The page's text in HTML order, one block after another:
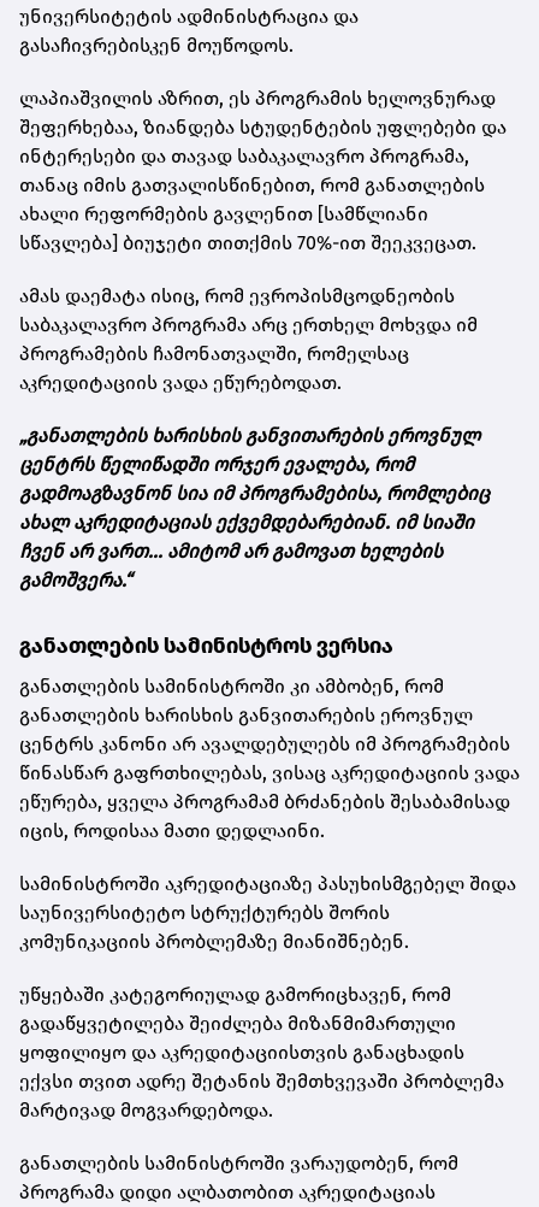
უნივერსიტეტის ადმინისტრაცია და
გასაჩივრებისკენ მოუწოდოს.
ლაპიაშვილის აზრით, ეს პროგრამის ხელოვნურად
შეფერხებაა, ზიანდება სტუდენტების უფლებები და
ინტერესები და თავად საბაკალავრო პროგრამა,
თანაც იმის გათვალისწინებით, რომ განათლების
ახალი რეფორმების გავლენით [სამწლიანი
სწავლება] ბიუჯეტი თითქმის 70%-ით შეეკვეცათ.
ამას დაემატა ისიც, რომ ევროპისმცოდნეობის
საბაკალავრო პროგრამა არც ერთხელ მოხვდა იმ
პროგრამების ჩამონათვალში, რომელსაც
აკრედიტაციის ვადა ეწურებოდათ.
„განათლების ხარისხის განვითარების ეროვნულ
ცენტრს წელიწადში ორჯერ ევალება, რომ
გადმოაგზავნონ სია იმ პროგრამებისა, რომლებიც
ახალ აკრედიტაციას ექვემდებარებიან. იმ სიაში
ჩვენ არ ვართ... ამიტომ არ გამოვათ ხელების
გამოშვერა.“
განათლების სამინისტროს ვერსია
განათლების სამინისტროში კი ამბობენ, რომ
განათლების ხარისხის განვითარების ეროვნულ
ცენტრს კანონი არ ავალდებულებს იმ პროგრამების
წინასწარ გაფრთხილებას, ვისაც აკრედიტაციის ვადა
ეწურება, ყველა პროგრამამ ბრძანების შესაბამისად
იცის, როდისაა მათი დედლაინი.
სამინისტროში აკრედიტაციაზე პასუხისმგებელ შიდა
საუნივერსიტეტო სტრუქტურებს შორის
კომუნიკაციის პრობლემაზე მიანიშნებენ.
უწყებაში კატეგორიულად გამორიცხავენ, რომ
გადაწყვეტილება შეიძლება მიზანმიმართული
ყოფილიყო და აკრედიტაციისთვის განაცხადის
ექვსი თვით ადრე შეტანის შემთხვევაში პრობლემა
მარტივად მოგვარდებოდა.
განათლების სამინისტროში ვარაუდობენ, რომ
პროგრამა დიდი ალბათობით აკრედიტაციას